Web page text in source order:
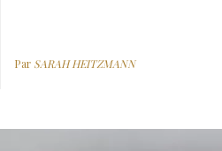
Par SARAH HEITZMANN